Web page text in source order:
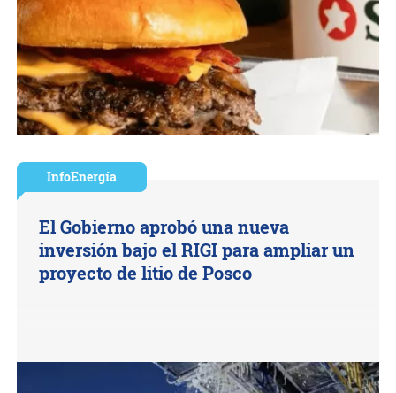
InfoEnergía
El Gobierno aprobó una nueva
inversión bajo el RIGI para ampliar un
proyecto de litio de Posco